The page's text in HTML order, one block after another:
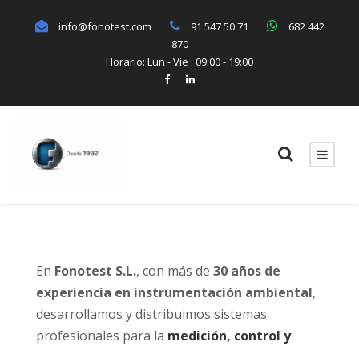
info@fonotest.com 91 547 50 71
682 442
870
Horario: Lun - Vie : 09:00 - 19:00
En Fonotest S.L., con más de 30 años de
experiencia en instrumentación ambiental,
desarrollamos y distribuimos sistemas
profesionales para la medición, control y